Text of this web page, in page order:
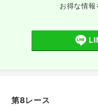
お得な情報
第8レース